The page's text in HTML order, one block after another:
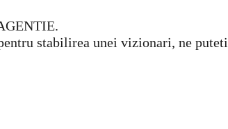
stabilirea unei vizionari, ne